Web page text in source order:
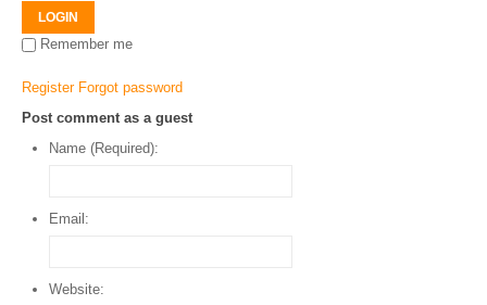
LOGIN
Remember me
Register Forgot password
Post comment as a guest
Name (Required):
Email:
Website: